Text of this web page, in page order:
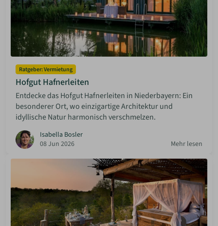
Ratgeber: Vermietung
Hofgut Hafnerleiten
Entdecke das Hofgut Hafnerleiten in Niederbayern: Ein
besonderer Ort, wo einzigartige Architektur und
idyllische Natur harmonisch verschmelzen.
Isabella Bosler
08 Jun 2026
Mehr lesen